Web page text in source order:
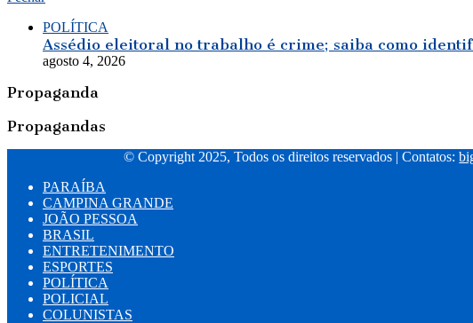
POLÍTICA
Assédio eleitoral no trabalho é crime; saiba como
agosto 4, 2026
Propaganda
Propagandas
© Copyright 2025, Todos os direitos reservados | Contatos:
PARAÍBA
CAMPINA GRANDE
JOÃO PESSOA
BRASIL
ENTRETENIMENTO
ESPORTES
POLÍTICA
POLICIAL
COLUNISTAS